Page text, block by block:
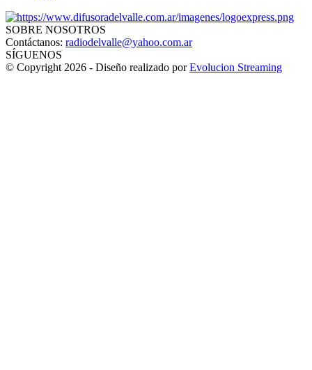
SOBRE NOSOTROS
Contáctanos: radiodelvalle@yahoo.com.ar
SÍGUENOS
© Copyright 2026 - Diseño realizado porEvolucion Streaming